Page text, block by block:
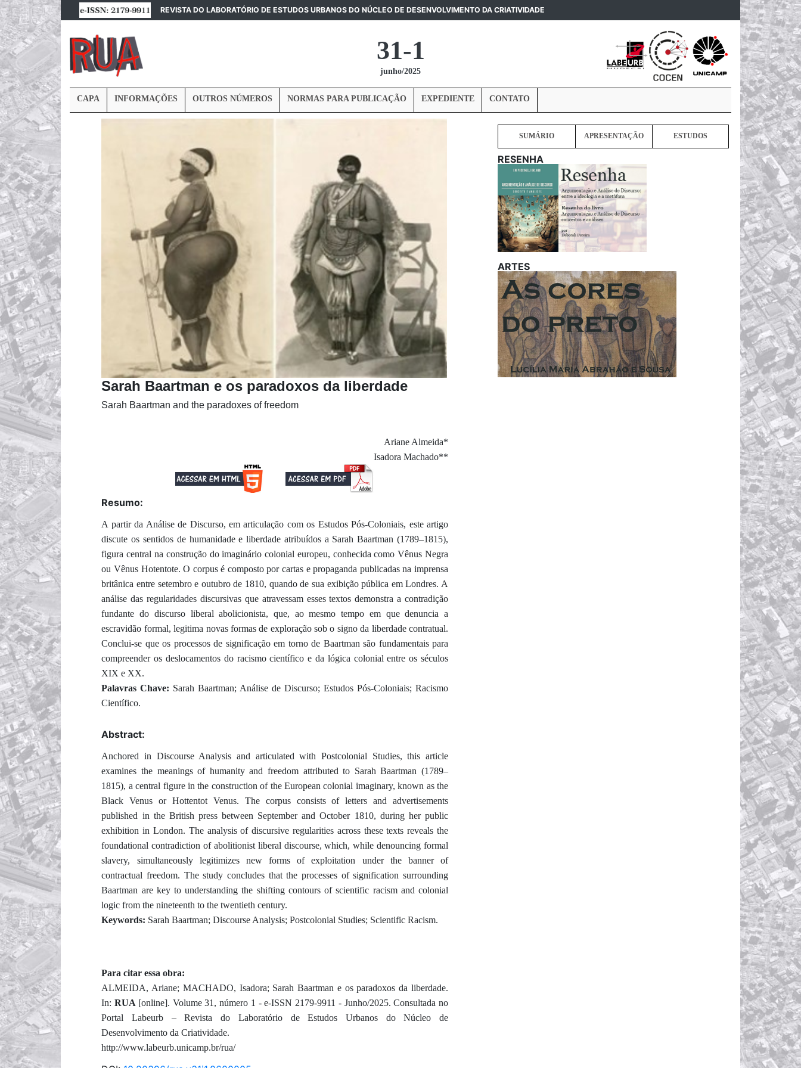
REVISTA DO LABORATÓRIO DE ESTUDOS URBANOS DO NÚCLEO DE DESENVOLVIMENTO DA CRIATIVIDADE
31-1
junho/2025
CAPA INFORMAÇÕES OUTROS NÚMEROS NORMAS PARA PUBLICAÇÃO EXPEDIENTE CONTATO
Sarah Baartman e os paradoxos da liberdade
Sarah Baartman and the paradoxes of freedom
Ariane Almeida*
Isadora Machado**
Resumo:
A partir da Análise de Discurso, em articulação com os Estudos Pós-Coloniais, este artigo
discute os sentidos de humanidade e liberdade atribuídos a Sarah Baartman (1789–1815),
figura central na construção do imaginário colonial europeu, conhecida como Vênus Negra
ou Vênus Hotentote. O corpus é composto por cartas e propaganda publicadas na imprensa
britânica entre setembro e outubro de 1810, quando de sua exibição pública em Londres. A
análise das regularidades discursivas que atravessam esses textos demonstra a contradição
fundante do discurso liberal abolicionista, que, ao mesmo tempo em que denuncia a
escravidão formal, legitima novas formas de exploração sob o signo da liberdade contratual.
Conclui-se que os processos de significação em torno de Baartman são fundamentais para
compreender os deslocamentos do racismo científico e da lógica colonial entre os séculos
XIX e XX.
Palavras Chave: Sarah Baartman; Análise de Discurso; Estudos Pós-Coloniais; Racismo
Científico.
Abstract:
Anchored in Discourse Analysis and articulated with Postcolonial Studies, this article
examines the meanings of humanity and freedom attributed to Sarah Baartman (1789–
1815), a central figure in the construction of the European colonial imaginary, known as the
Black Venus or Hottentot Venus. The corpus consists of letters and advertisements
published in the British press between September and October 1810, during her public
exhibition in London. The analysis of discursive regularities across these texts reveals the
foundational contradiction of abolitionist liberal discourse, which, while denouncing formal
slavery, simultaneously legitimizes new forms of exploitation under the banner of
contractual freedom. The study concludes that the processes of signification surrounding
Baartman are key to understanding the shifting contours of scientific racism and colonial
logic from the nineteenth to the twentieth century.
Keywords: Sarah Baartman; Discourse Analysis; Postcolonial Studies; Scientific Racism.
Para citar essa obra:
ALMEIDA, Ariane; MACHADO, Isadora; Sarah Baartman e os paradoxos da liberdade.
In:RUA [online]. Volume 31, número 1 - e-ISSN 2179-9911 - Junho/2025. Consultada no
Portal Labeurb – Revista do Laboratório de Estudos Urbanos do Núcleo de
Desenvolvimento da Criatividade.
http://www.labeurb.unicamp.br/rua/
SUMÁRIO APRESENTAÇÃO ESTUDOS
RESENHA
ARTES